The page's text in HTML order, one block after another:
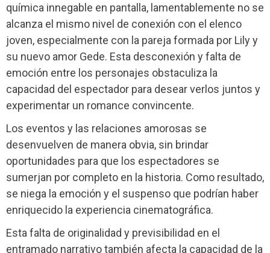
química innegable en pantalla, lamentablemente no se
alcanza el mismo nivel de conexión con el elenco
joven, especialmente con la pareja formada por Lily y
su nuevo amor Gede. Esta desconexión y falta de
emoción entre los personajes obstaculiza la
capacidad del espectador para desear verlos juntos y
experimentar un romance convincente.
Los eventos y las relaciones amorosas se
desenvuelven de manera obvia, sin brindar
oportunidades para que los espectadores se
sumerjan por completo en la historia. Como resultado,
se niega la emoción y el suspenso que podrían haber
enriquecido la experiencia cinematográfica.
Esta falta de originalidad y previsibilidad en el
entramado narrativo también afecta la capacidad de la